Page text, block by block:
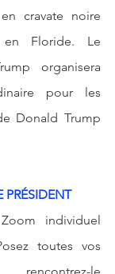
cravate noire
en Floride. Le
organisera
pour les
Donald Trump
PRÉSIDENT
individuel
toutes vos
le